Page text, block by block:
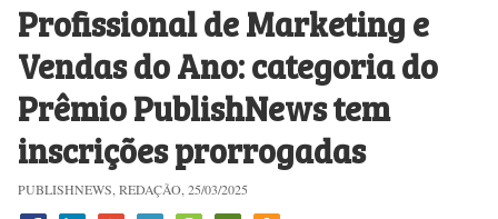
Profissional de Marketing e
Vendas do Ano: categoria do
Prêmio PublishNews tem
inscrições prorrogadas
PUBLISHNEWS, REDAÇÃO, 25/03/2025